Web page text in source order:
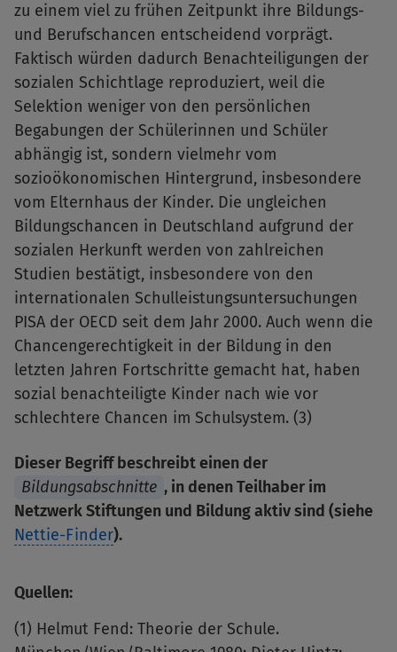
zu einem viel zu frühen Zeitpunkt ihre Bildungs-
und Berufschancen entscheidend vorprägt.
Faktisch würden dadurch Benachteiligungen der
sozialen Schichtlage reproduziert, weil die
Selektion weniger von den persönlichen
Begabungen der Schülerinnen und Schüler
abhängig ist, sondern vielmehr vom
sozioökonomischen Hintergrund, insbesondere
vom Elternhaus der Kinder. Die ungleichen
Bildungschancen in Deutschland aufgrund der
sozialen Herkunft werden von zahlreichen
Studien bestätigt, insbesondere von den
internationalen Schulleistungsuntersuchungen
PISA der OECD seit dem Jahr 2000. Auch wenn die
Chancengerechtigkeit in der Bildung in den
letzten Jahren Fortschritte gemacht hat, haben
sozial benachteiligte Kinder nach wie vor
schlechtere Chancen im Schulsystem. (3)
Dieser Begriff beschreibt einen der
Bildungsabschnitte , in denen Teilhaber im
Netzwerk Stiftungen und Bildung aktiv sind (siehe
Nettie-Finder).
Quellen:
(1) Helmut Fend: Theorie der Schule.